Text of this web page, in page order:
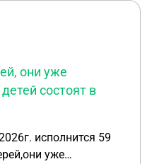
. Радиатор
огромный долг.
они уже
состоят в
исполнится 59
уже